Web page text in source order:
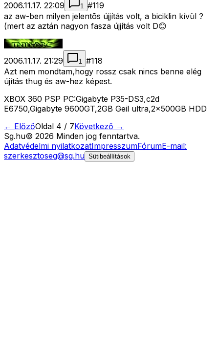
2006.11.17. 22:09 1 #119
az aw-ben milyen jelentõs újjítás volt, a biciklin kívül ?
(mert az aztán nagyon fasza újjítás volt D😊
2006.11.17. 21:29 1 #118
Azt nem mondtam,hogy rossz csak nincs benne elég
újítás thug és aw-hez képest.
XBOX 360 PSP PC:Gigabyte P35-DS3,c2d
E6750,Gigabyte 9600GT,2GB Geil ultra,2x500GB HDD
← ElőzőOldal 4 / 7Következő →
Sg.hu© 2026 Minden jog fenntartva.
Adatvédelmi nyilatkozatImpresszumFórumE-mail:
szerkesztoseg@sg.hu Sütibeállítások